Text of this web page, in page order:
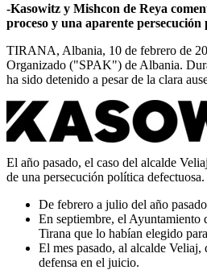
-Kasowitz y Mishcon de Reya
proceso y una aparente persecución
TIRANA, Albania, 10 de febrero de
Organizado ("SPAK") de Albania.
ha sido detenido a pesar de la clara
El año pasado, el caso del alcalde
de una persecución política defectuosa.
De febrero a julio del año
En septiembre, el Ayuntamiento
Tirana que lo habían elegido
El mes pasado, al alcalde Veliaj,
defensa en el juicio.